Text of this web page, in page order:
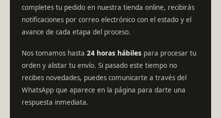
completes tu pedido en nuestra tienda online, recibirás
notificaciones por correo electrónico con el estado y el
avance de cada etapa del proceso.
Nos tomamos hasta 24 horas hábiles para procesar tu
orden y alistar tu envío. Si pasado este tiempo no
recibes novedades, puedes comunicarte a través del
WhatsApp que aparece en la página para darte una
respuesta inmediata.